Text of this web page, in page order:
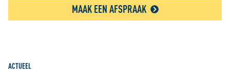
MAAK EEN AFSPRAAK
ACTUEEL